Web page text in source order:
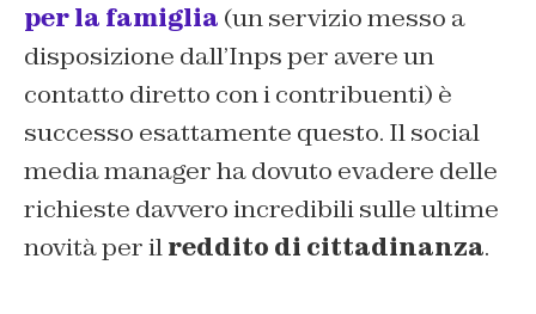
per la famiglia (un servizio messo a
disposizione dall’Inps per avere un
contatto diretto con i contribuenti) è
successo esattamente questo. Il social
media manager ha dovuto evadere delle
richieste davvero incredibili sulle ultime
novità per ilreddito di cittadinanza.